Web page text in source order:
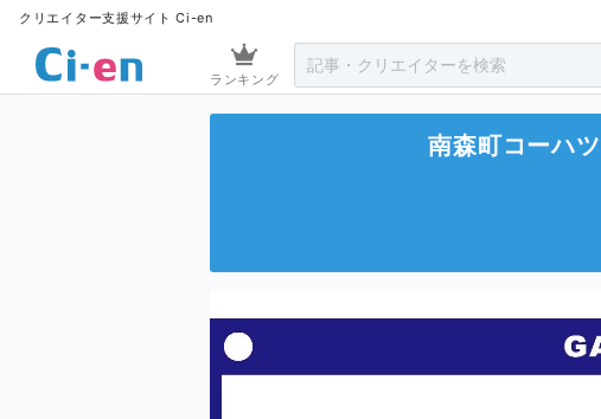
クリエイター支援サイト Ci-en
ランキング
南森町コーハツ